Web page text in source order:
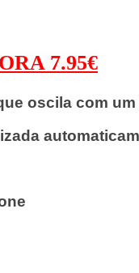
7.95€
oscila com